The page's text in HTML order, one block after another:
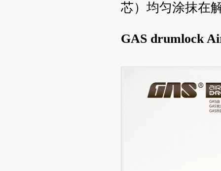
芯）均匀涂抹在
GAS drumlock